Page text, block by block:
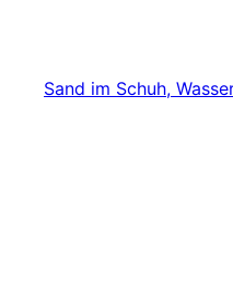
springen
Sand im Schuh,